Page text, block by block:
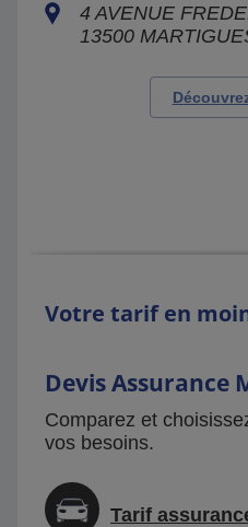
4 AVENUE
13500
Votre tarif en
Devis Assurance
Comparez et
vos besoins.
Tarif